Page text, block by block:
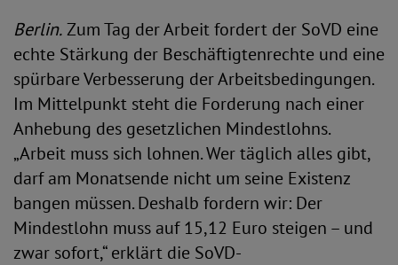
Berlin.Zum Tag der Arbeit fordert der SoVD eine
echte Stärkung der Beschäftigtenrechte und eine
spürbare Verbesserung der Arbeitsbedingungen.
Im Mittelpunkt steht die Forderung nach einer
Anhebung des gesetzlichen Mindestlohns.
„Arbeit muss sich lohnen. Wer täglich alles gibt,
darf am Monatsende nicht um seine Existenz
bangen müssen. Deshalb fordern wir: Der
Mindestlohn muss auf 15,12 Euro steigen – und
zwar sofort,“ erklärt die SoVD-